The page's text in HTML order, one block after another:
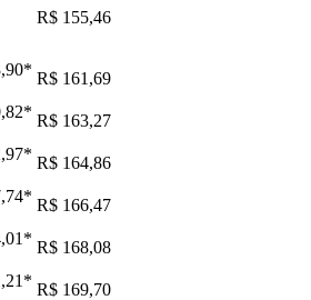
R$ 155,46
* R$ 161,69
* R$ 163,27
* R$ 164,86
* R$ 166,47
* R$ 168,08
* R$ 169,70